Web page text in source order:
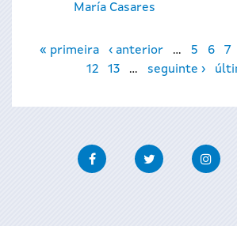
María Casares
Páginas
« primeira ‹ anterior … 5 6 7
12
13 … seguinte ›
FacebookTwitter